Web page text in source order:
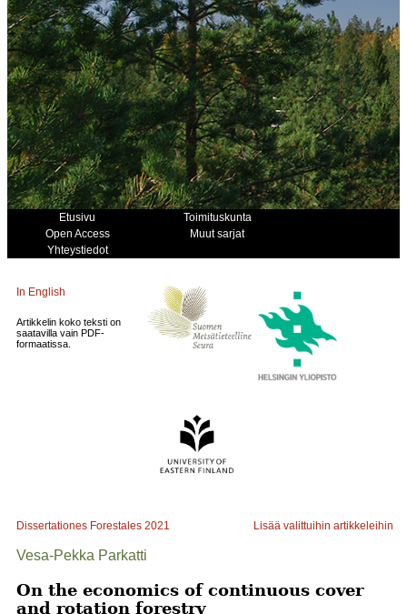
Etusivu
Toimituskunta
Open Access
Muut sarjat
Yhteystiedot
In English
Artikkelin koko teksti on
saatavilla vain PDF-
formaatissa.
Dissertationes Forestales 2021 Lisää valittuihin artikkeleihin
Vesa-Pekka Parkatti
On the economics of continuous cover
and rotation forestry